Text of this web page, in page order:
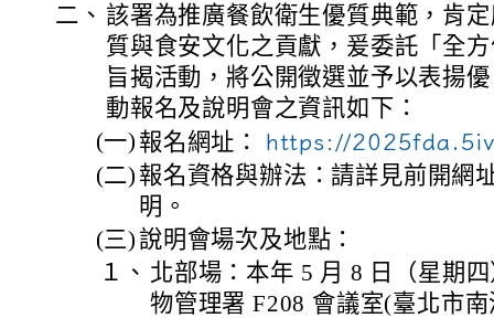
二、 該署為推廣餐飲衛生優質典範，肯
質與食安文化之貢獻，爰委託「全
旨揭活動，將公開徵選並予以表揚
動報名及說明會之資訊如下：
(一) 報名網址： https://
(二) 報名資格與辦法：請詳見前開網
明。
(三)說明會場次及地點：
１、 北部場：本年 5 月 8 日（星期
物管理署 F208 會議室(臺北市